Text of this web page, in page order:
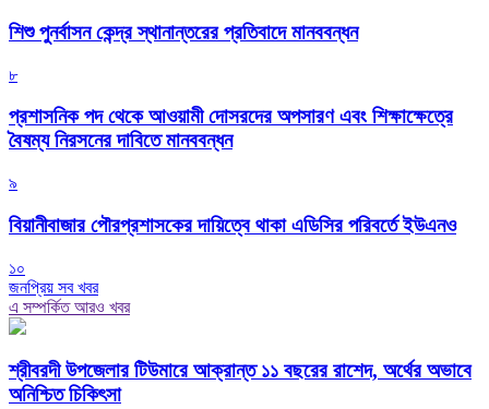
শিশু পুনর্বাসন কেন্দ্র স্থানান্তরের প্রতিবাদে মানববন্ধন
৮
প্রশাসনিক পদ থেকে আওয়ামী দোসরদের অপসারণ এবং শিক্ষাক্ষেত্রে
বৈষম্য নিরসনের দাবিতে মানববন্ধন
৯
বিয়ানীবাজার পৌরপ্রশাসকের দায়িত্বে থাকা এডিসির পরিবর্তে ইউএনও
১০
জনপ্রিয় সব খবর
এ সম্পর্কিত আরও খবর
শ্রীবরদী উপজেলার টিউমারে আক্রান্ত ১১ বছরের রাশেদ, অর্থের অভাবে
অনিশ্চিত চিকিৎসা